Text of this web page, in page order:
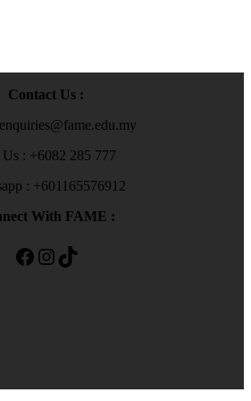
Contact Us :
: +6082 285 777
: +601165576912
With FAME :
Facebook Instagram TikTok